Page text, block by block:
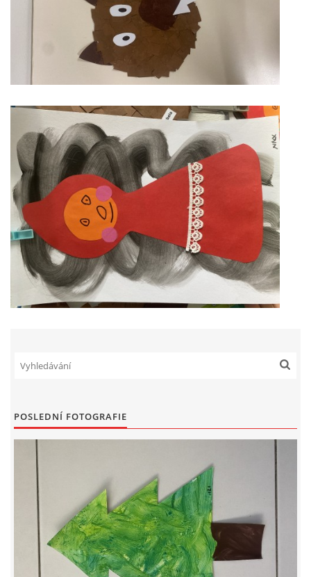
POSLEDNÍ FOTOGRAFIE